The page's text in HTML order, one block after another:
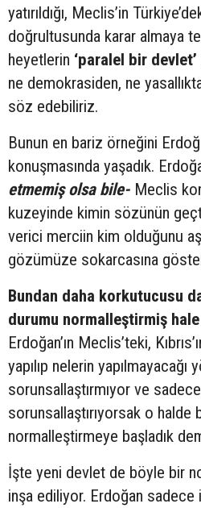
yatırıldığı, Meclis’in
doğrultusunda karar almaya
heyetlerin ‘paralel bir devlet’
ne demokrasiden, ne
söz edebiliriz.
Bunun en bariz örneğini
konuşmasında yaşadık.
etmemiş olsa bile- Meclis
kuzeyinde kimin sözünün
verici merciin kim olduğunu
gözümüze sokarcasına
Bundan daha korkutucusu
durumu normalleştirmiş
Erdoğan’ın Meclis’teki,
yapılıp nelerin yapılmayacağı
sorunsallaştırmıyor ve
sorunsallaştırıyorsak o halde
normalleştirmeye başladık
İşte yeni devlet de böyle bir
inşa ediliyor. Erdoğan sadece